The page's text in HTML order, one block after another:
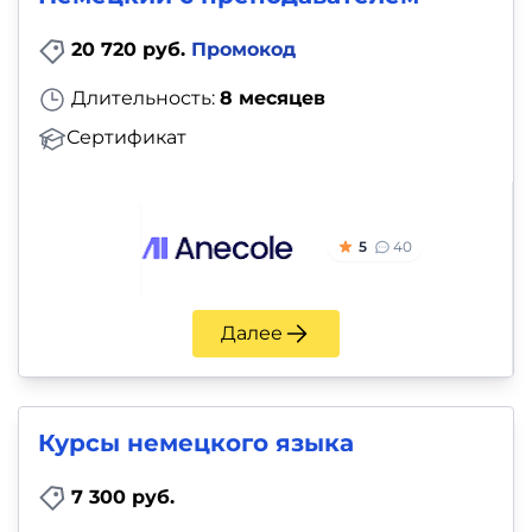
20 720 руб. Промокод
Длительность: 8 месяцев
Сертификат
5 40
Далее
Курсы немецкого языка
7 300 руб.